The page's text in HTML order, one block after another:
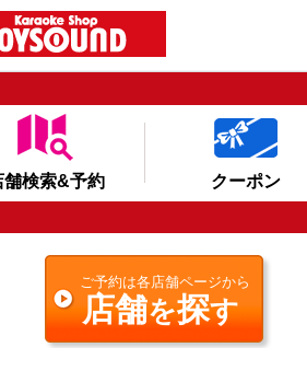
舗検索&予約 クーポン
ご予約は各店舗ページから
店舗を探す